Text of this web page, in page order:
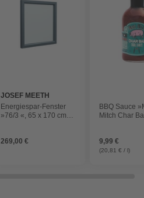
JOSEF MEETH
FENSTER UND
TÜREN
Energiespar-Fenster
»76/3 «, 65 x 170 cm
269,00 €
BBQ Sauce
Mitch Char
9,99 €
(20,81 € / l)